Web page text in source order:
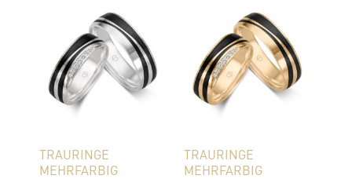
TRAURINGE
MEHRFARBIG
TRAURINGE
MEHRFARBIG